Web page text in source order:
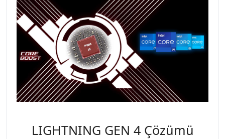
LIGHTNING GEN 4 Çözümü